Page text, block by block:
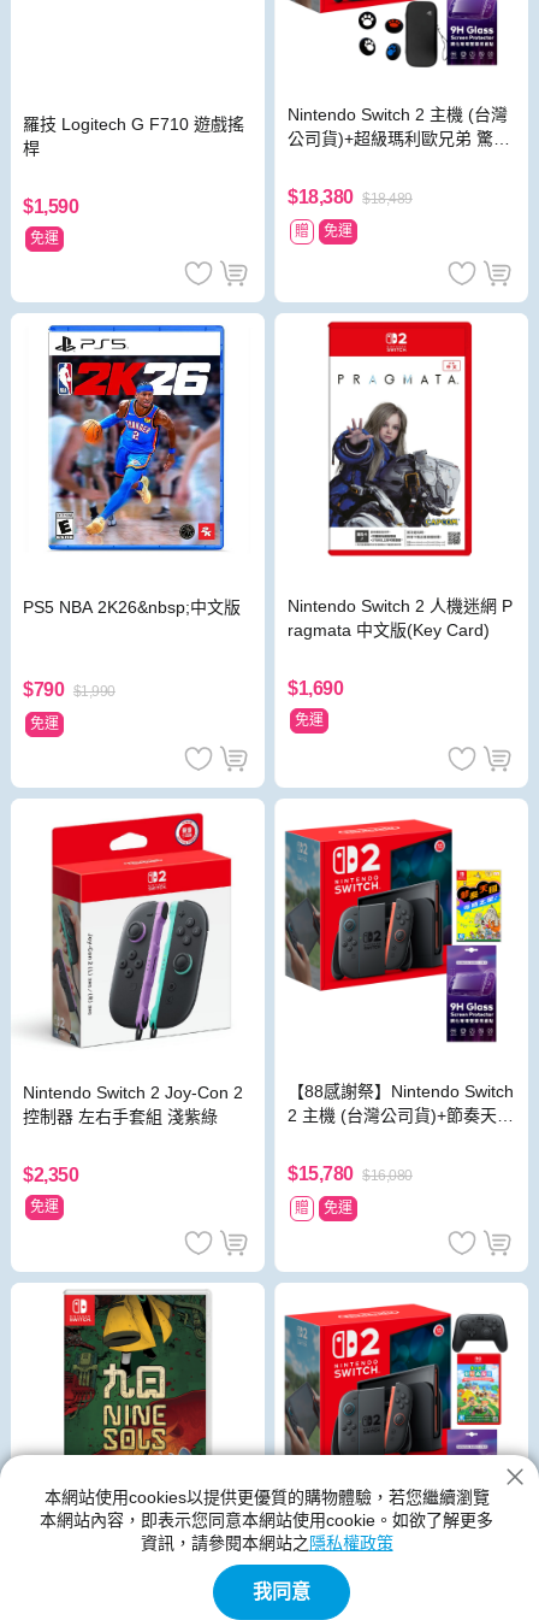
羅技 Logitech G F710 遊戲搖
桿
$1,590
免運
Nintendo Switch 2 主機 (台灣
公司貨)+超級瑪利歐兄弟 驚奇
制器
$18,380 $18,489
贈
免運
PS5 NBA 2K26&nbsp;中文版
$790 $1,990
免運
Nintendo Switch 2 人機迷網 P
ragmata 中文版(Key Card)
$1,690
免運
Nintendo Switch 2 Joy-Con 2
控制器 左右手套組 淺紫綠
$2,350
免運
【88感謝祭】Nintendo Switch
2 主機 (台灣公司貨)+節奏天國
$15,780 $16,080
贈
免運
Nintendo Switch 九日 NINE S
Nintendo Switch 2 主機 (台灣
公司貨)+集合啦！動物森友會
本網站使用cookies以提供更優質的購物體驗，若您繼續瀏覽
本網站內容，即表示您同意本網站使用cookie。如欲了解更多
資訊，請參閱本網站之 隱私權政策
我同意